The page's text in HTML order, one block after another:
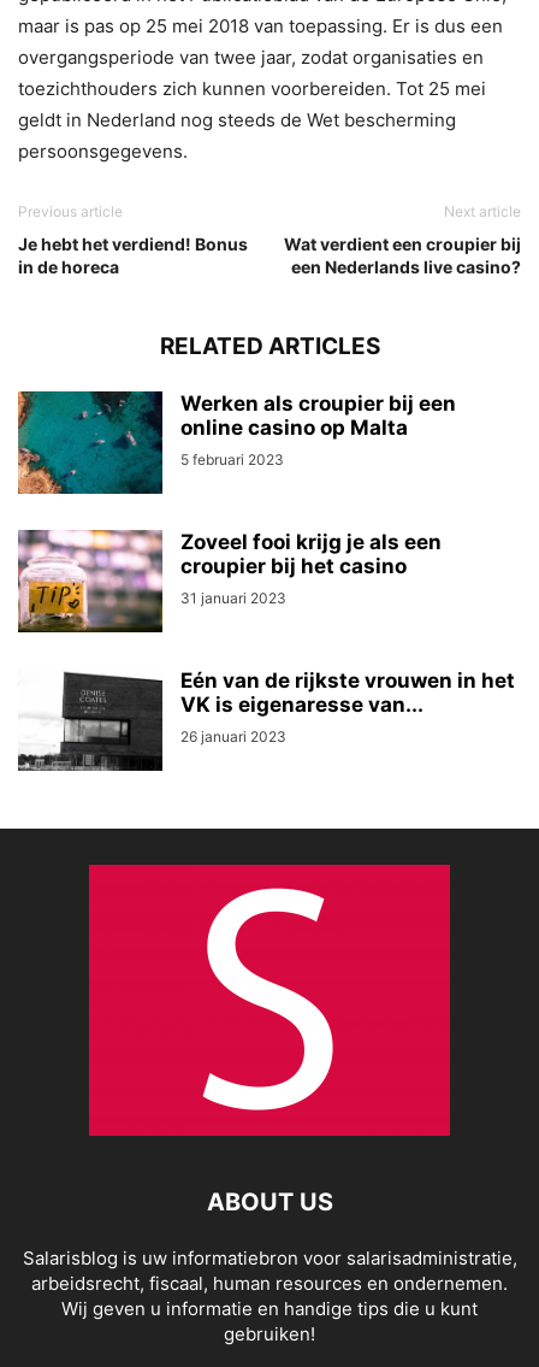
maar is pas op 25 mei 2018 van toepassing. Er is dus een
overgangsperiode van twee jaar, zodat organisaties en
toezichthouders zich kunnen voorbereiden. Tot 25 mei
geldt in Nederland nog steeds de Wet bescherming
persoonsgegevens.
Previous article
Je hebt het verdiend! Bonus
in de horeca
Next article
Wat verdient een croupier bij
een Nederlands live casino?
RELATED ARTICLES
Werken als croupier bij een
online casino op Malta
5 februari 2023
Zoveel fooi krijg je als een
croupier bij het casino
31 januari 2023
Eén van de rijkste vrouwen in het
VK is eigenaresse van...
26 januari 2023
ABOUT US
Salarisblog is uw informatiebron voor salarisadministratie,
arbeidsrecht, fiscaal, human resources en ondernemen.
Wij geven u informatie en handige tips die u kunt
gebruiken!